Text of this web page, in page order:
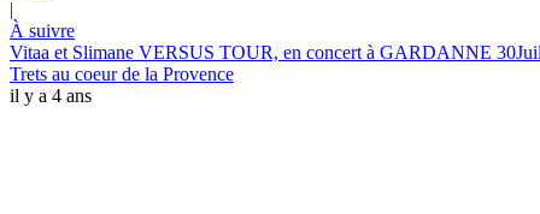
|
À suivre
Vitaa et Slimane VERSUS TOUR, en concert à GARDANNE
Trets au coeur de la Provence
il y a 4 ans